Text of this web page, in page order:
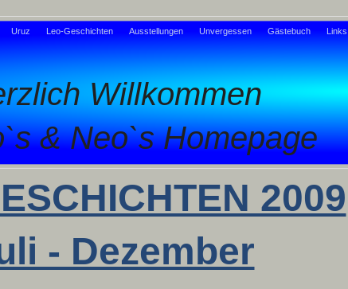
Uruz Leo-Geschichten Ausstellungen Unvergessen Gästebuch Links
Willkommen
& Neo`s Homepage
2009
- Dezember